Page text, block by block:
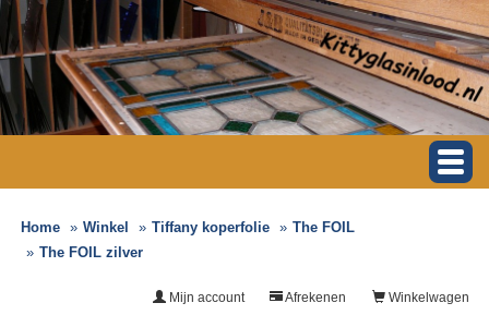
Home Winkel Tiffany koperfolie
The FOIL
The FOIL zilver
Winkelwagen
Afrekenen
Mijn account